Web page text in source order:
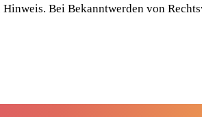
Bei Bekanntwerden von